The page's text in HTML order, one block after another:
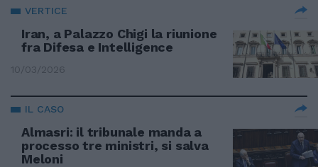
VERTICE
Iran, a Palazzo Chigi la riunione
fra Difesa e Intelligence
10/03/2026
IL CASO
Almasri: il tribunale manda a
processo tre ministri, si salva
Meloni